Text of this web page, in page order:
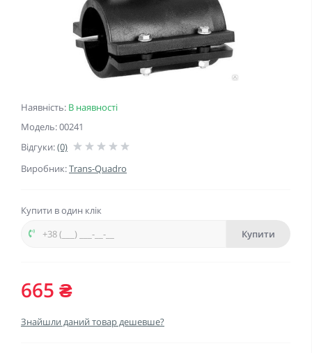
Наявність: В наявності
Модель: 00241
Відгуки:(0)
Виробник:Trans-Quadro
Купити в один клік
Купити
665 ₴
Знайшли даний товар дешевше?